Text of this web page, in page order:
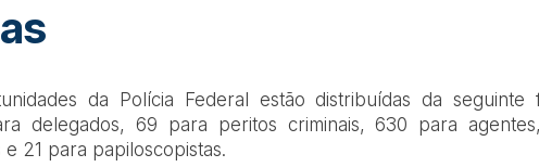
da Polícia Federal estão distribuídas da seguinte
delegados, 69 para peritos criminais, 630 para
e 21 para papiloscopistas.